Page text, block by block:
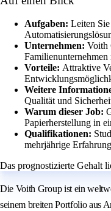
Aufgaben: Leiten
Unternehmen: Voith
Vorteile: Attraktive
Weitere
Qualität und
Warum dieser Job:
Papierherstellung in
Qualifikationen:
mehrjährige
Das prognostizierte Gehalt
Die Voith Group ist ein
seinem breiten Portfolio aus